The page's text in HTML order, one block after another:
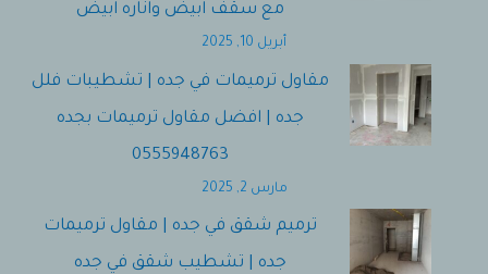
مع سقف ابيض واناره ابيض
أبريل 10, 2025
مقاول ترميمات في جده | تشطيبات فلل
جده | افضل مقاول ترميمات بجده
0555948763
مارس 2, 2025
ترميم شقق في جده | مقاول ترميمات
جده | تشطيب شقق في جده